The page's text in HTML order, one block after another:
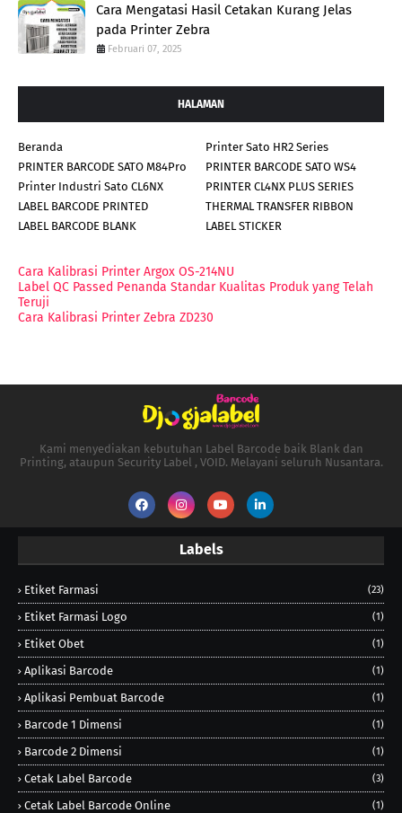
Cara Mengatasi Hasil Cetakan Kurang Jelas
pada Printer Zebra
Februari 07, 2025
HALAMAN
Beranda
Printer Sato HR2 Series
PRINTER BARCODE SATO M84Pro
PRINTER BARCODE SATO WS4
Printer Industri Sato CL6NX
PRINTER CL4NX PLUS SERIES
LABEL BARCODE PRINTED
THERMAL TRANSFER RIBBON
LABEL BARCODE BLANK
LABEL STICKER
Cara Kalibrasi Printer Argox OS-214NU
Label QC Passed Penanda Standar Kualitas Produk yang Telah
Teruji
Cara Kalibrasi Printer Zebra ZD230
Kami menyediakan kebutuhan Label Barcode baik Blank dan
Printing, ataupun Security Label , VOID. Melayani seluruh Nusantara.
Labels
Etiket Farmasi (23)
Etiket Farmasi Logo (1)
Etiket Obet (1)
Aplikasi Barcode (1)
Aplikasi Pembuat Barcode (1)
Barcode 1 Dimensi (1)
Barcode 2 Dimensi (1)
Cetak Label Barcode (3)
Cetak Label Barcode Online (1)